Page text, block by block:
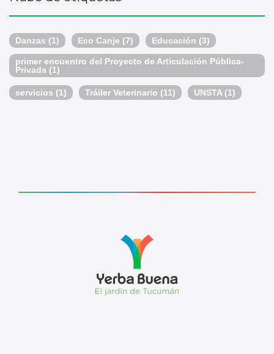
Danzas (1) Eco Canje (7) Educación (3)
primer encuentro del Proyecto de Articulación Pública-
Privada (1)
servicios (1) Tráiler Veterinario (11) UNSTA (1)